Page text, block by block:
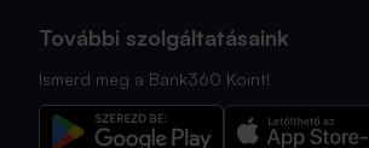
További szolgáltatásaink
Ismerd meg a Bank360 Koint!